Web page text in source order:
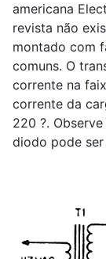
americana
revista não
montado com
comuns. O
corrente na
corrente da
220 ?.
diodo pode ser